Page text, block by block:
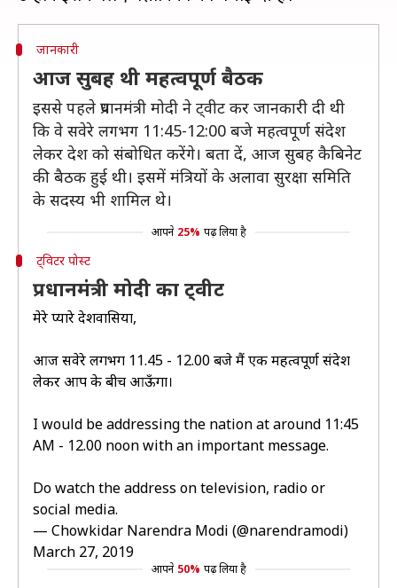
जानकारी
आज सुबह थी महत्वपूर्ण बैठक
इससे पहले प्रधानमंत्री मोदी ने ट्वीट कर जानकारी दी थी
कि वे सवेरे लगभग 11:45-12:00 बजे महत्वपूर्ण संदेश
लेकर देश को संबोधित करेंगे। बता दें, आज सुबह कैबिनेट
की बैठक हुई थी। इसमें मंत्रियों के अलावा सुरक्षा समिति
के सदस्य भी शामिल थे।
आपने 25% पढ़ लिया है
ट्विटर पोस्ट
प्रधानमंत्री मोदी का ट्वीट
मेरे प्यारे देशवासियों,
आज सवेरे लगभग 11.45 - 12.00 बजे मैं एक महत्वपूर्ण संदेश
लेकर आप के बीच आऊँगा।
I would be addressing the nation at around 11:45
AM - 12.00 noon with an important message.
Do watch the address on television, radio or
social media.
— Chowkidar Narendra Modi (@narendramodi)
March 27, 2019
आपने 50% पढ़ लिया है